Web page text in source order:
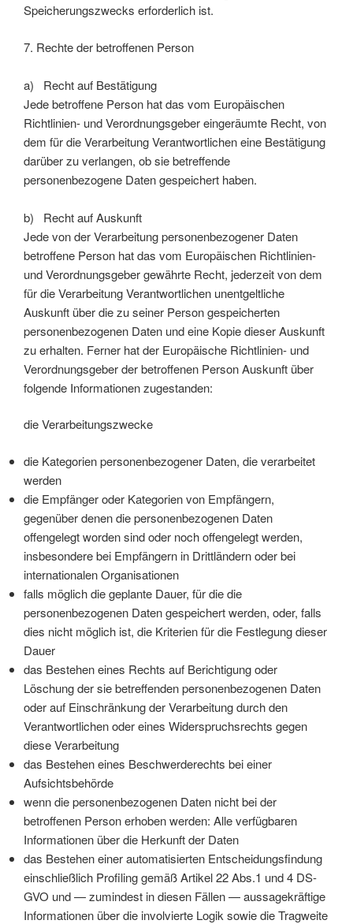
Speicherungszwecks erforderlich ist.
7. Rechte der betroffenen Person
a) Recht auf Bestätigung
Jede betroffene Person hat das vom Europäischen
Richtlinien- und Verordnungsgeber eingeräumte Recht, von
dem für die Verarbeitung Verantwortlichen eine Bestätigung
darüber zu verlangen, ob sie betreffende
personenbezogene Daten gespeichert haben.
b) Recht auf Auskunft
Jede von der Verarbeitung personenbezogener Daten
betroffene Person hat das vom Europäischen Richtlinien-
und Verordnungsgeber gewährte Recht, jederzeit von dem
für die Verarbeitung Verantwortlichen unentgeltliche
Auskunft über die zu seiner Person gespeicherten
personenbezogenen Daten und eine Kopie dieser Auskunft
zu erhalten. Ferner hat der Europäische Richtlinien- und
Verordnungsgeber der betroffenen Person Auskunft über
folgende Informationen zugestanden:
die Verarbeitungszwecke
die Kategorien personenbezogener Daten, die verarbeitet
werden
die Empfänger oder Kategorien von Empfängern,
gegenüber denen die personenbezogenen Daten
offengelegt worden sind oder noch offengelegt werden,
insbesondere bei Empfängern in Drittländern oder bei
internationalen Organisationen
falls möglich die geplante Dauer, für die die
personenbezogenen Daten gespeichert werden, oder, falls
dies nicht möglich ist, die Kriterien für die Festlegung dieser
Dauer
das Bestehen eines Rechts auf Berichtigung oder
Löschung der sie betreffenden personenbezogenen Daten
oder auf Einschränkung der Verarbeitung durch den
Verantwortlichen oder eines Widerspruchsrechts gegen
diese Verarbeitung
das Bestehen eines Beschwerderechts bei einer
Aufsichtsbehörde
wenn die personenbezogenen Daten nicht bei der
betroffenen Person erhoben werden: Alle verfügbaren
Informationen über die Herkunft der Daten
das Bestehen einer automatisierten Entscheidungsfindung
einschließlich Profiling gemäß Artikel 22 Abs.1 und 4 DS-
GVO und — zumindest in diesen Fällen — aussagekräftige
Informationen über die involvierte Logik sowie die Tragweite